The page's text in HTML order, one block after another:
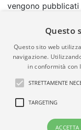
vengono
comporta
garanzia da parte
quindi non è
correttezza, della
materia di privacy
suddetti annunci.
© Copyright 2007
Questo
Questo sito web
navigazione.
in conformità con
STRETTAMENTE
TARGETING